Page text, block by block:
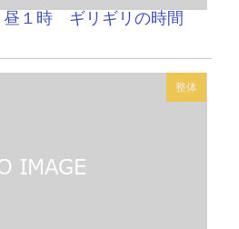
昼１時 ギリギリの時間
整体